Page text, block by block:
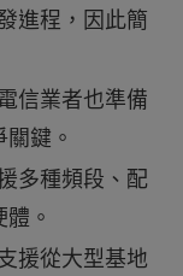
進程，因此簡
信業者也準備
鍵。
多種頻段、配
。
援從大型基地